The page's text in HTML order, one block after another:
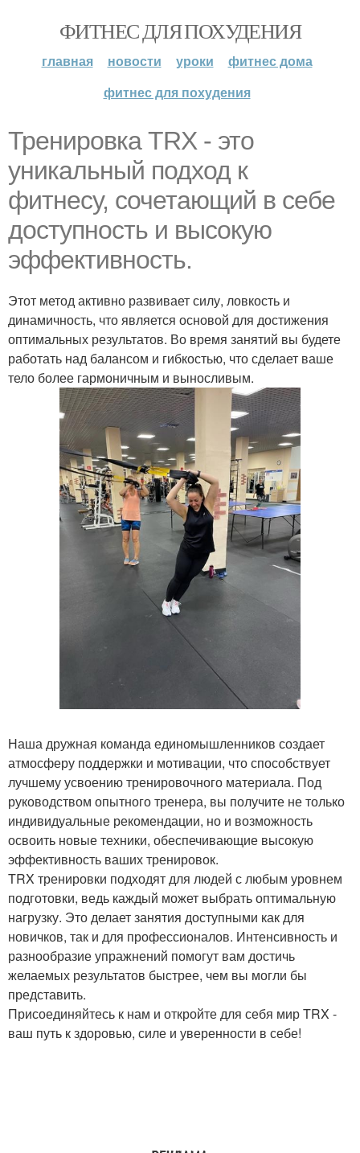
ФИТНЕС ДЛЯ ПОХУДЕНИЯ
главная новости уроки
фитнес дома
фитнес для похудения
Тренировка TRX - это
уникальный подход к
фитнесу, сочетающий в себе
доступность и высокую
эффективность.
Этот метод активно развивает силу, ловкость и
динамичность, что является основой для достижения
оптимальных результатов. Во время занятий вы будете
работать над балансом и гибкостью, что сделает ваше
тело более гармоничным и выносливым.
Наша дружная команда единомышленников создает
атмосферу поддержки и мотивации, что способствует
лучшему усвоению тренировочного материала. Под
руководством опытного тренера, вы получите не только
индивидуальные рекомендации, но и возможность
освоить новые техники, обеспечивающие высокую
эффективность ваших тренировок.
TRX тренировки подходят для людей с любым уровнем
подготовки, ведь каждый может выбрать оптимальную
нагрузку. Это делает занятия доступными как для
новичков, так и для профессионалов. Интенсивность и
разнообразие упражнений помогут вам достичь
желаемых результатов быстрее, чем вы могли бы
представить.
Присоединяйтесь к нам и откройте для себя мир TRX -
ваш путь к здоровью, силе и уверенности в себе!